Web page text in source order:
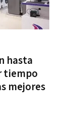
hasta
tiempo
mejores